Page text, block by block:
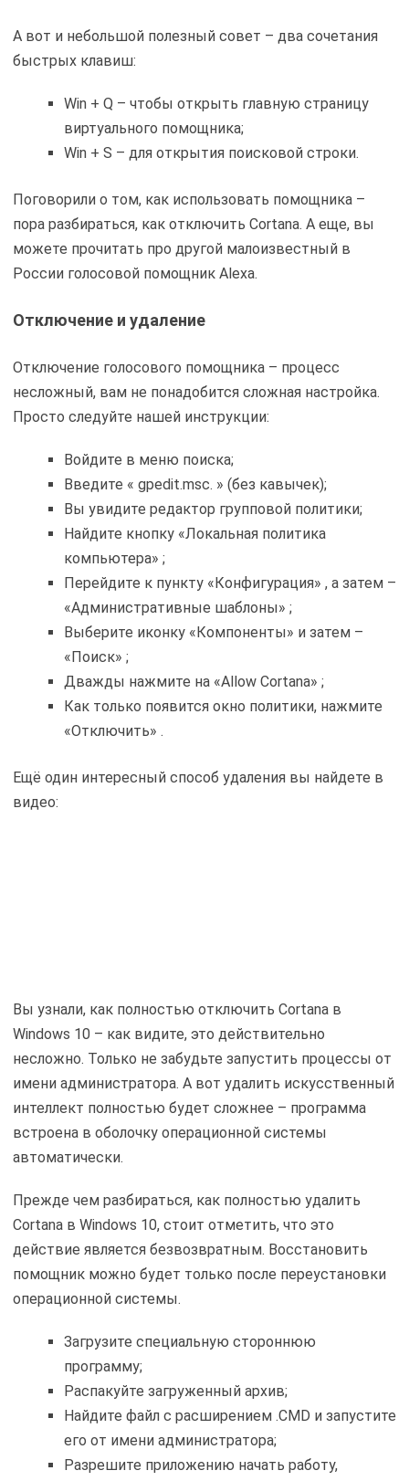
А вот и небольшой полезный совет – два сочетания
быстрых клавиш:
Win + Q – чтобы открыть главную страницу
виртуального помощника;
Win + S – для открытия поисковой строки.
Поговорили о том, как использовать помощника –
пора разбираться, как отключить Cortana. А еще, вы
можете прочитать про другой малоизвестный в
России голосовой помощник Alexa.
Отключение и удаление
Отключение голосового помощника – процесс
несложный, вам не понадобится сложная настройка.
Просто следуйте нашей инструкции:
Войдите в меню поиска;
Введите « gpedit.msc. » (без кавычек);
Вы увидите редактор групповой политики;
Найдите кнопку «Локальная политика
компьютера» ;
Перейдите к пункту «Конфигурация» , а затем –
«Административные шаблоны» ;
Выберите иконку «Компоненты» и затем –
«Поиск» ;
Дважды нажмите на «Allow Cortana» ;
Как только появится окно политики, нажмите
«Отключить» .
Ещё один интересный способ удаления вы найдете в
видео:
Вы узнали, как полностью отключить Cortana в
Windows 10 – как видите, это действительно
несложно. Только не забудьте запустить процессы от
имени администратора. А вот удалить искусственный
интеллект полностью будет сложнее – программа
встроена в оболочку операционной системы
автоматически.
Прежде чем разбираться, как полностью удалить
Cortana в Windows 10, стоит отметить, что это
действие является безвозвратным. Восстановить
помощник можно будет только после переустановки
операционной системы.
Загрузите специальную стороннюю
программу;
Распакуйте загруженный архив;
Найдите файл с расширением .CMD и запустите
его от имени администратора;
Разрешите приложению начать работу,